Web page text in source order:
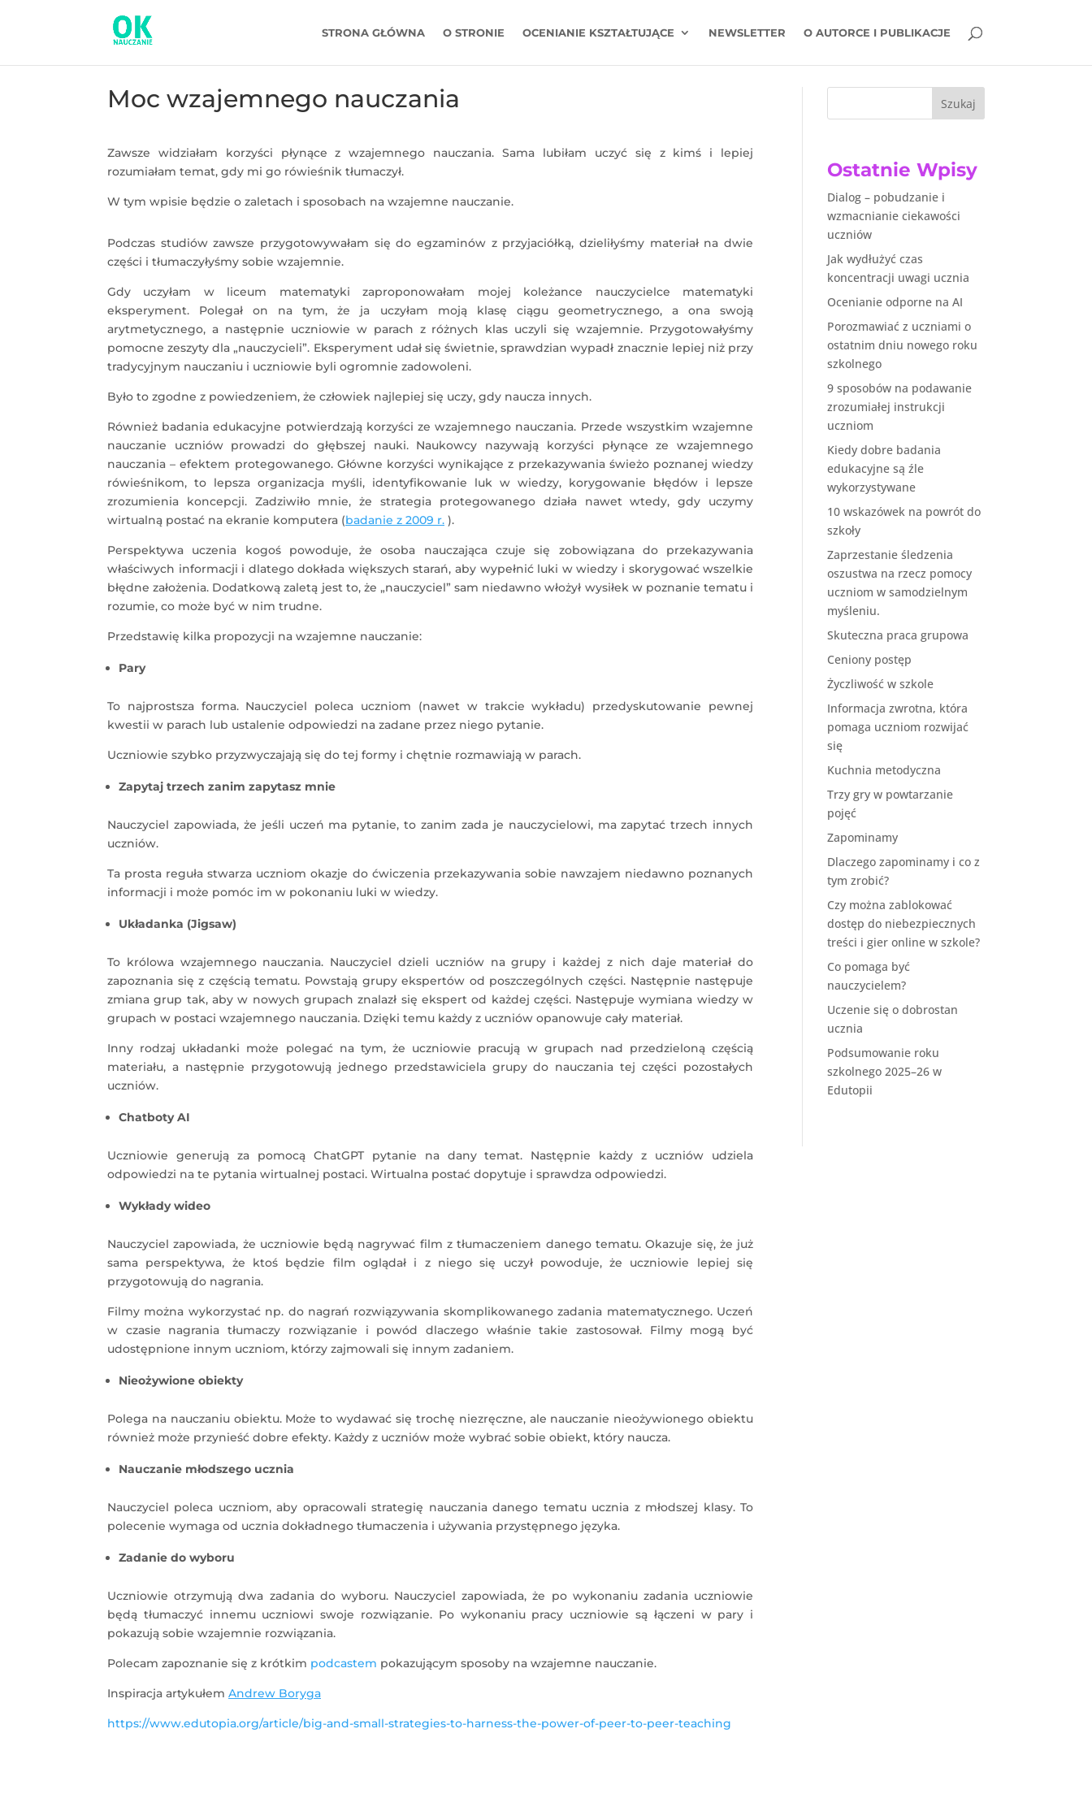
STRONA GŁÓWNA O STRONIE OCENIANIE KSZTAŁTUJĄCE NEWSLETTER O AUTORCE I PUBLIKACJE
Moc wzajemnego nauczania
Zawsze widziałam korzyści płynące z wzajemnego nauczania. Sama lubiłam uczyć się z kimś i lepiej
rozumiałam temat, gdy mi go rówieśnik tłumaczył.
W tym wpisie będzie o zaletach i sposobach na wzajemne nauczanie.
Podczas studiów zawsze przygotowywałam się do egzaminów z przyjaciółką, dzieliłyśmy materiał na dwie
części i tłumaczyłyśmy sobie wzajemnie.
Gdy uczyłam w liceum matematyki zaproponowałam mojej koleżance nauczycielce matematyki
eksperyment. Polegał on na tym, że ja uczyłam moją klasę ciągu geometrycznego, a ona swoją
arytmetycznego, a następnie uczniowie w parach z różnych klas uczyli się wzajemnie. Przygotowałyśmy
pomocne zeszyty dla „nauczycieli”. Eksperyment udał się świetnie, sprawdzian wypadł znacznie lepiej niż przy
tradycyjnym nauczaniu i uczniowie byli ogromnie zadowoleni.
Było to zgodne z powiedzeniem, że człowiek najlepiej się uczy, gdy naucza innych.
Również badania edukacyjne potwierdzają korzyści ze wzajemnego nauczania. Przede wszystkim wzajemne
nauczanie uczniów prowadzi do głębszej nauki. Naukowcy nazywają korzyści płynące ze wzajemnego
nauczania – efektem protegowanego. Główne korzyści wynikające z przekazywania świeżo poznanej wiedzy
rówieśnikom, to lepsza organizacja myśli, identyfikowanie luk w wiedzy, korygowanie błędów i lepsze
zrozumienia koncepcji. Zadziwiło mnie, że strategia protegowanego działa nawet wtedy, gdy uczymy
wirtualną postać na ekranie komputera (badanie z 2009 r. ).
Perspektywa uczenia kogoś powoduje, że osoba nauczająca czuje się zobowiązana do przekazywania
właściwych informacji i dlatego dokłada większych starań, aby wypełnić luki w wiedzy i skorygować wszelkie
błędne założenia. Dodatkową zaletą jest to, że „nauczyciel” sam niedawno włożył wysiłek w poznanie tematu i
rozumie, co może być w nim trudne.
Przedstawię kilka propozycji na wzajemne nauczanie:
Pary
To najprostsza forma. Nauczyciel poleca uczniom (nawet w trakcie wykładu) przedyskutowanie pewnej
kwestii w parach lub ustalenie odpowiedzi na zadane przez niego pytanie.
Uczniowie szybko przyzwyczajają się do tej formy i chętnie rozmawiają w parach.
Zapytaj trzech zanim zapytasz mnie
Nauczyciel zapowiada, że jeśli uczeń ma pytanie, to zanim zada je nauczycielowi, ma zapytać trzech innych
uczniów.
Ta prosta reguła stwarza uczniom okazje do ćwiczenia przekazywania sobie nawzajem niedawno poznanych
informacji i może pomóc im w pokonaniu luki w wiedzy.
Układanka (Jigsaw)
To królowa wzajemnego nauczania. Nauczyciel dzieli uczniów na grupy i każdej z nich daje materiał do
zapoznania się z częścią tematu. Powstają grupy ekspertów od poszczególnych części. Następnie następuje
zmiana grup tak, aby w nowych grupach znalazł się ekspert od każdej części. Następuje wymiana wiedzy w
grupach w postaci wzajemnego nauczania. Dzięki temu każdy z uczniów opanowuje cały materiał.
Inny rodzaj układanki może polegać na tym, że uczniowie pracują w grupach nad przedzieloną częścią
materiału, a następnie przygotowują jednego przedstawiciela grupy do nauczania tej części pozostałych
uczniów.
Chatboty AI
Uczniowie generują za pomocą ChatGPT pytanie na dany temat. Następnie każdy z uczniów udziela
odpowiedzi na te pytania wirtualnej postaci. Wirtualna postać dopytuje i sprawdza odpowiedzi.
Wykłady wideo
Nauczyciel zapowiada, że uczniowie będą nagrywać film z tłumaczeniem danego tematu. Okazuje się, że już
sama perspektywa, że ktoś będzie film oglądał i z niego się uczył powoduje, że uczniowie lepiej się
przygotowują do nagrania.
Filmy można wykorzystać np. do nagrań rozwiązywania skomplikowanego zadania matematycznego. Uczeń
w czasie nagrania tłumaczy rozwiązanie i powód dlaczego właśnie takie zastosował. Filmy mogą być
udostępnione innym uczniom, którzy zajmowali się innym zadaniem.
Nieożywione obiekty
Polega na nauczaniu obiektu. Może to wydawać się trochę niezręczne, ale nauczanie nieożywionego obiektu
również może przynieść dobre efekty. Każdy z uczniów może wybrać sobie obiekt, który naucza.
Nauczanie młodszego ucznia
Nauczyciel poleca uczniom, aby opracowali strategię nauczania danego tematu ucznia z młodszej klasy. To
polecenie wymaga od ucznia dokładnego tłumaczenia i używania przystępnego języka.
Zadanie do wyboru
Uczniowie otrzymują dwa zadania do wyboru. Nauczyciel zapowiada, że po wykonaniu zadania uczniowie
będą tłumaczyć innemu uczniowi swoje rozwiązanie. Po wykonaniu pracy uczniowie są łączeni w pary i
pokazują sobie wzajemnie rozwiązania.
Polecam zapoznanie się z krótkim podcastem pokazującym sposoby na wzajemne nauczanie.
Inspiracja artykułem Andrew Boryga
https://www.edutopia.org/article/big-and-small-strategies-to-harness-the-power-of-peer-to-peer-teaching
Szukaj
Ostatnie Wpisy
Dialog – pobudzanie i
wzmacnianie ciekawości
uczniów
Jak wydłużyć czas
koncentracji uwagi ucznia
Ocenianie odporne na AI
Porozmawiać z uczniami o
ostatnim dniu nowego roku
szkolnego
9 sposobów na podawanie
zrozumiałej instrukcji
uczniom
Kiedy dobre badania
edukacyjne są źle
wykorzystywane
10 wskazówek na powrót do
szkoły
Zaprzestanie śledzenia
oszustwa na rzecz pomocy
uczniom w samodzielnym
myśleniu.
Skuteczna praca grupowa
Ceniony postęp
Życzliwość w szkole
Informacja zwrotna, która
pomaga uczniom rozwijać
się
Kuchnia metodyczna
Trzy gry w powtarzanie
pojęć
Zapominamy
Dlaczego zapominamy i co z
tym zrobić?
Czy można zablokować
dostęp do niebezpiecznych
treści i gier online w szkole?
Co pomaga być
nauczycielem?
Uczenie się o dobrostan
ucznia
Podsumowanie roku
szkolnego 2025–26 w
Edutopii